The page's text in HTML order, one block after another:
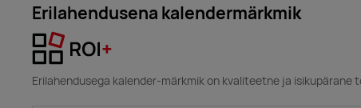
Erilahendusena kalendermärkmik
Erilahendusega kalender-märkmik on kvaliteetne ja